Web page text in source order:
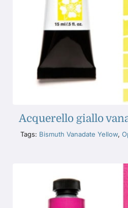
Acquerello giallo
Tags: Bismuth Vanadate Yellow,